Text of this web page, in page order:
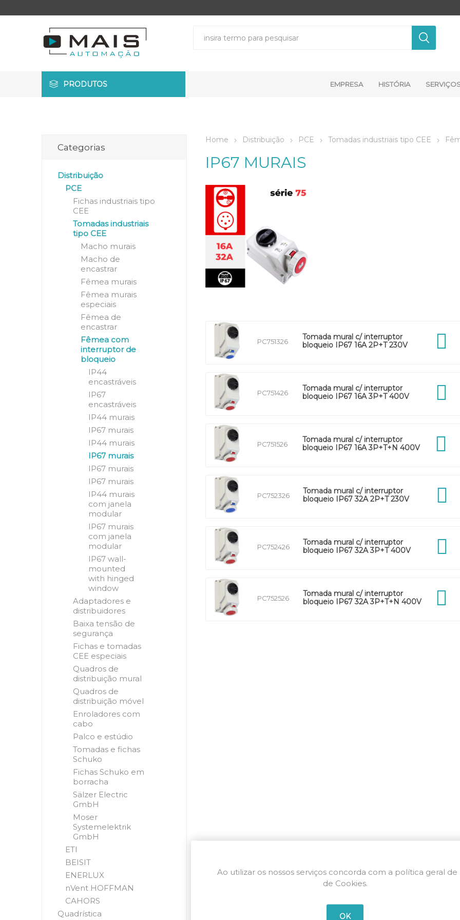
PRODUTOS EMPRESA HISTÓRIA
Home Distribuição PCE Tomadas industriais tipo CEE
IP67 MURAIS
PC751326
Tomada mural c/ interruptor
bloqueio IP67 16A 2P+T 230V
PC751426
Tomada mural c/ interruptor
bloqueio IP67 16A 3P+T 400V
PC751526
Tomada mural c/ interruptor
bloqueio IP67 16A 3P+T+N 400V
PC752326
Tomada mural c/ interruptor
bloqueio IP67 32A 2P+T 230V
PC752426
Tomada mural c/ interruptor
bloqueio IP67 32A 3P+T 400V
PC752526
Tomada mural c/ interruptor
bloqueio IP67 32A 3P+T+N 400V
Categorias
Distribuição
PCE
Fichas industriais tipo
CEE
Tomadas industriais
tipo CEE
Macho murais
Macho de
encastrar
Fêmea murais
Fêmea murais
especiais
Fêmea de
encastrar
Fêmea com
interruptor de
bloqueio
IP44
encastráveis
IP67
encastráveis
IP44 murais
IP67 murais
IP44 murais
IP67 murais
IP67 murais
IP67 murais
IP44 murais
com janela
modular
IP67 murais
com janela
modular
IP67 wall-
mounted
with hinged
window
Adaptadores e
distribuidores
Baixa tensão de
segurança
Fichas e tomadas
CEE especiais
Quadros de
distribuição mural
Quadros de
distribuição móvel
Enroladores com
cabo
Palco e estúdio
Tomadas e fichas
Schuko
Fichas Schuko em
borracha
Sälzer Electric
GmbH
Moser
Systemelektrik
GmbH
ETI
BEISIT
ENERLUX
nVent HOFFMAN
CAHORS
Quadrística
Ao utilizar os nossos serviços concorda com a política geral de
de Cookies.
OK